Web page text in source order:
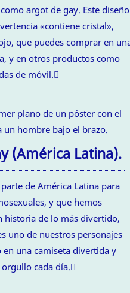
argot de gay. Este diseño
«contiene cristal»,
que puedes comprar en
y en otros productos como
de móvil.
(América Latina).
de América Latina para
y que hemos
historia de lo más divertido,
uno de nuestros personajes
una camiseta divertida y
cada día.